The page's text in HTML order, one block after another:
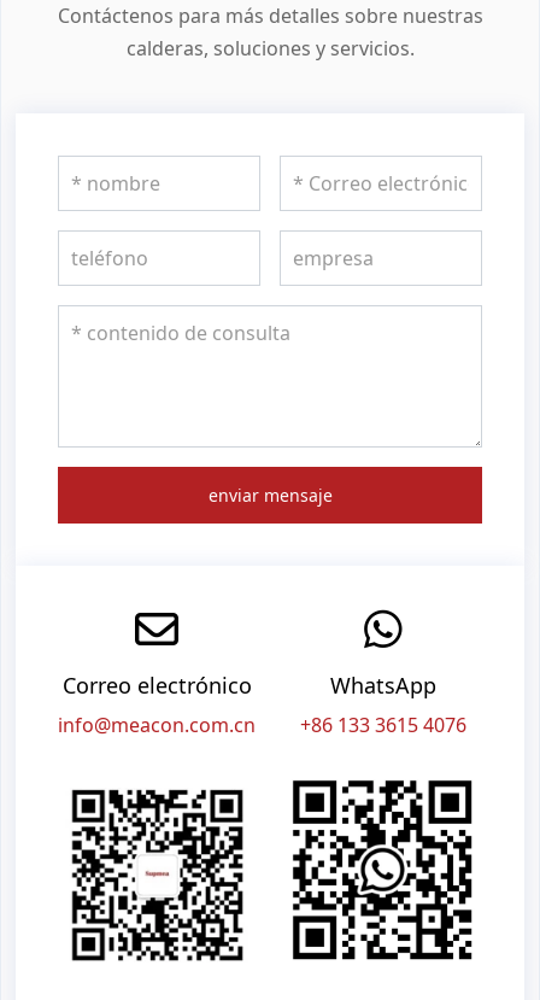
Contáctenos para más detalles sobre nuestras
calderas, soluciones y servicios.
enviar mensaje
Correo electrónico
info@meacon.com.cn
WhatsApp
+86 133 3615 4076